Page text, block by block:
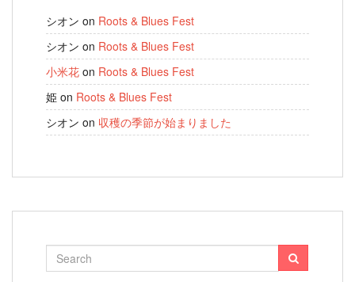
シオン on Roots & Blues Fest
シオン on Roots & Blues Fest
小米花 on Roots & Blues Fest
姫 on Roots & Blues Fest
シオン on 収穫の季節が始まりました